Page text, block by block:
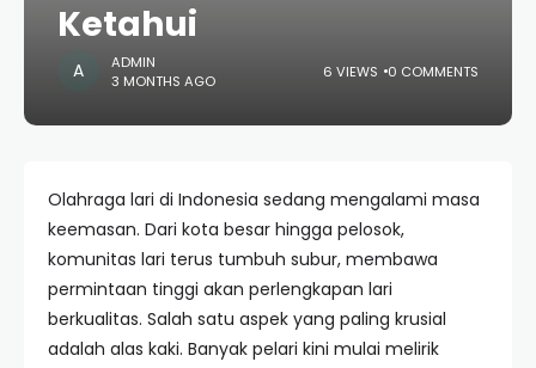
Ketahui
ADMIN
3 MONTHS AGO
6 VIEWS 0 COMMENTS
Olahraga lari di Indonesia sedang mengalami masa
keemasan. Dari kota besar hingga pelosok,
komunitas lari terus tumbuh subur, membawa
permintaan tinggi akan perlengkapan lari
berkualitas. Salah satu aspek yang paling krusial
adalah alas kaki. Banyak pelari kini mulai melirik